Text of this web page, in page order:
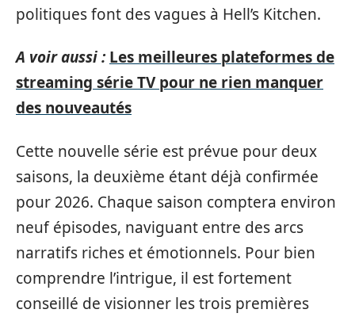
politiques font des vagues à Hell’s Kitchen.
A voir aussi : Les meilleures plateformes de
streaming série TV pour ne rien manquer
des nouveautés
Cette nouvelle série est prévue pour deux
saisons, la deuxième étant déjà confirmée
pour 2026. Chaque saison comptera environ
neuf épisodes, naviguant entre des arcs
narratifs riches et émotionnels. Pour bien
comprendre l’intrigue, il est fortement
conseillé de visionner les trois premières